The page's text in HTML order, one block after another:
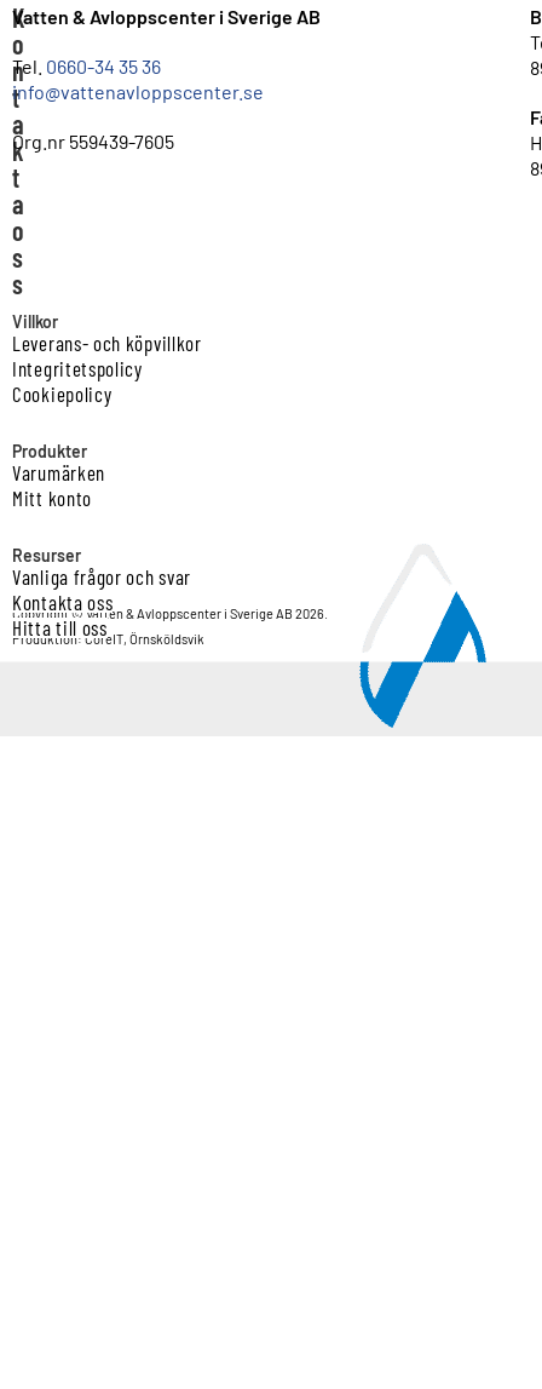
K
o
n
t
a
k
t
a
o
s
s
Vatten & Avloppscenter i Sverige AB
Tel. 0660-34 35 36
info@vattenavloppscenter.se
Org.nr 559439-7605
Villkor
Leverans- och köpvillkor
Integritetspolicy
Cookiepolicy
Produkter
Varumärken
Mitt konto
Resurser
Vanliga frågor och svar
Kontakta oss
Hitta till oss
Copyright © Vatten & Avloppscenter i Sverige AB 2026.
Produktion: CoreIT, Örnsköldsvik